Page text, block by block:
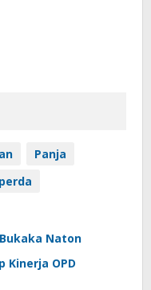
Panja
Bukaka Naton
Kinerja OPD